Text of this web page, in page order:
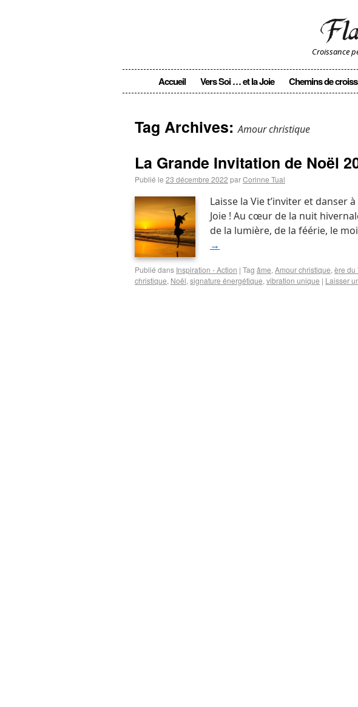
Croissance
Accueil Vers Soi … et la Joie Chemins de
Tag Archives:Amour christique
La Grande Invitation de Noël
Publié le 23 décembre 2022 parCorinne Tual
Laisse la Vie t’inviter et danser
Joie ! Au cœur de la nuit
de la lumière, de la féérie, le
→
Publié dans Inspiration - Action | Tag âme, Amour christique, ère du
christique, Noël, signature énergétique, vibration unique | Laisser